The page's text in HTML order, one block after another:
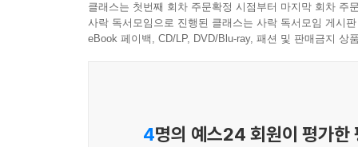
클래스는 첫번째 회차 주문확정 시점부터 마지막 회차 주
사락 독서모임으로 진행된 클래스는 사락 독서모임 게시
eBook 페이백, CD/LP, DVD/Blu-ray, 패션 및 판매금지 상
4명의 예스24 회원이 평가한